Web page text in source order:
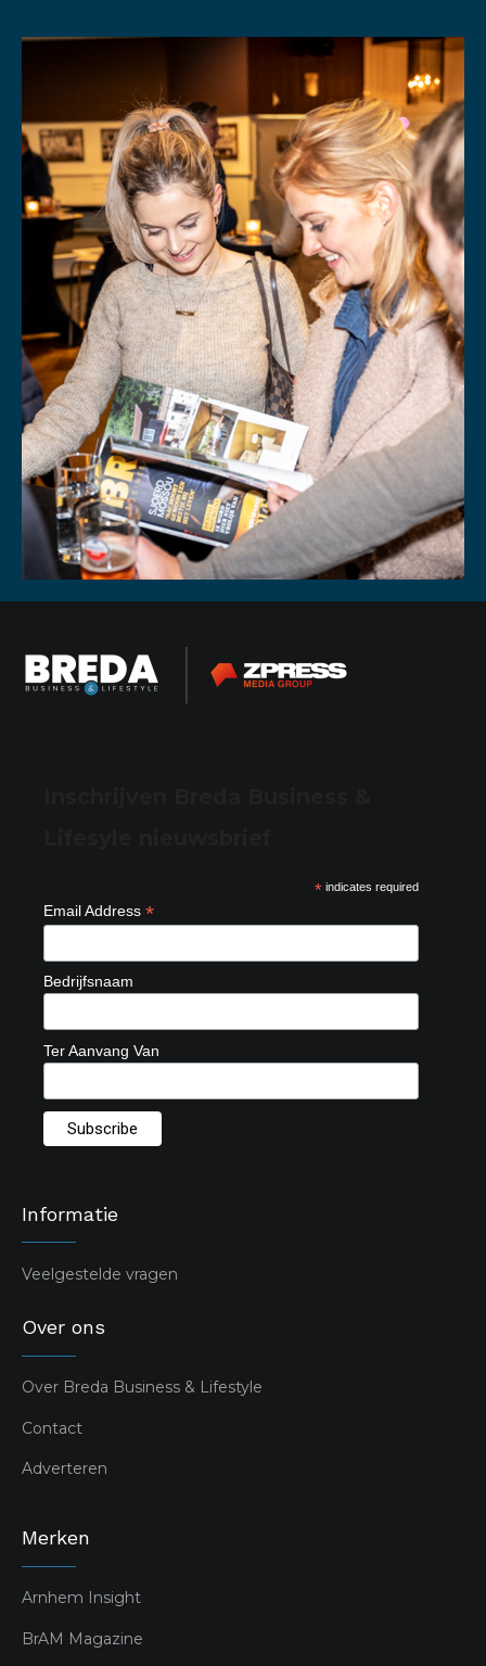
*indicates required
Email Address *
Bedrijfsnaam
Ter Aanvang Van
Informatie
Veelgestelde vragen
Over ons
Over Breda Business & Lifestyle
Contact
Adverteren
Merken
Arnhem Insight
BrAM Magazine